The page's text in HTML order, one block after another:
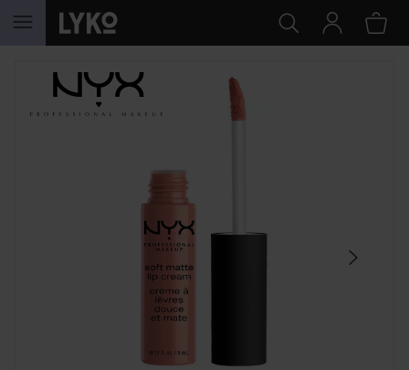
HOPPA TILL INNEHÅLLET
HOPPA ÖVER SEKTIONEN